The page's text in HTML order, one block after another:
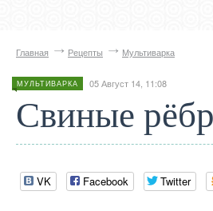
Главная Рецепты Мультиварка
МУЛЬТИВАРКА 05 Август 14, 11:08
Свиные
VK Facebook Twitter